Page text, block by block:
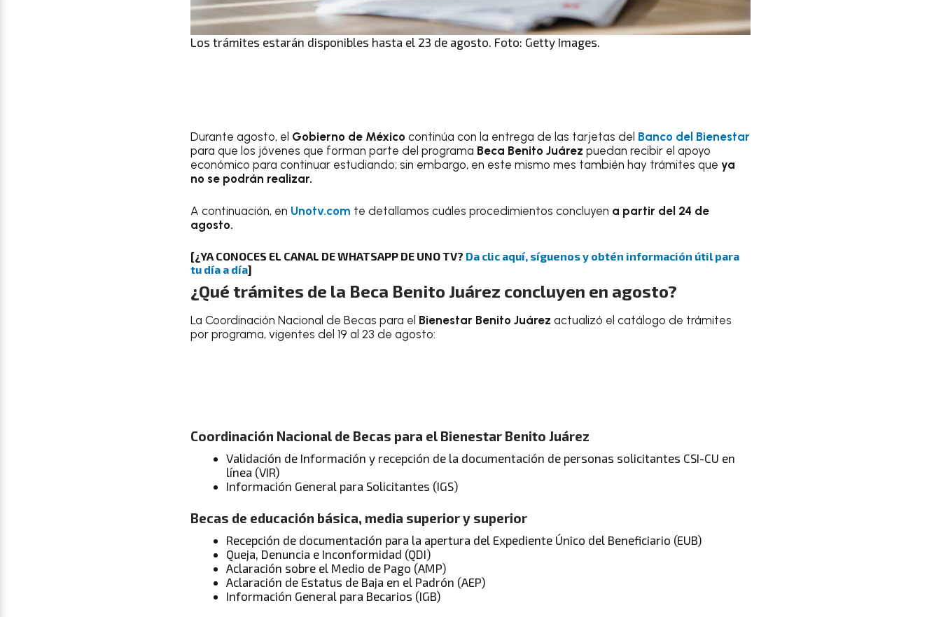
Los trámites estarán disponibles hasta el 23 de agosto. Foto: Getty Images.
Durante agosto, el Gobierno de México continúa con la entrega de las tarjetas del Banco del Bienestar
para que los jóvenes que forman parte del programa Beca Benito Juárez puedan recibir el apoyo
económico para continuar estudiando; sin embargo, en este mismo mes también hay trámites que ya
no se podrán realizar.
A continuación, en Unotv.com te detallamos cuáles procedimientos concluyen a partir del 24 de
agosto.
[¿YA CONOCES EL CANAL DE WHATSAPP DE UNO TV? Da clic aquí, síguenos y obtén información útil para
tu día a día]
¿Qué trámites de la Beca Benito Juárez concluyen en agosto?
La Coordinación Nacional de Becas para el Bienestar Benito Juárez actualizó el catálogo de trámites
por programa, vigentes del 19 al 23 de agosto:
Coordinación Nacional de Becas para el Bienestar Benito Juárez
Validación de Información y recepción de la documentación de personas solicitantes CSI-CU en
línea (VIR)
Información General para Solicitantes (IGS)
Becas de educación básica, media superior y superior
Recepción de documentación para la apertura del Expediente Único del Beneficiario (EUB)
Queja, Denuncia e Inconformidad (QDI)
Aclaración sobre el Medio de Pago (AMP)
Aclaración de Estatus de Baja en el Padrón (AEP)
Información General para Becarios (IGB)